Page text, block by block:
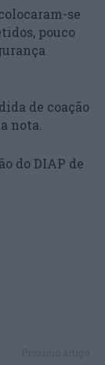
se
pouco
de coação
nota.
do DIAP de